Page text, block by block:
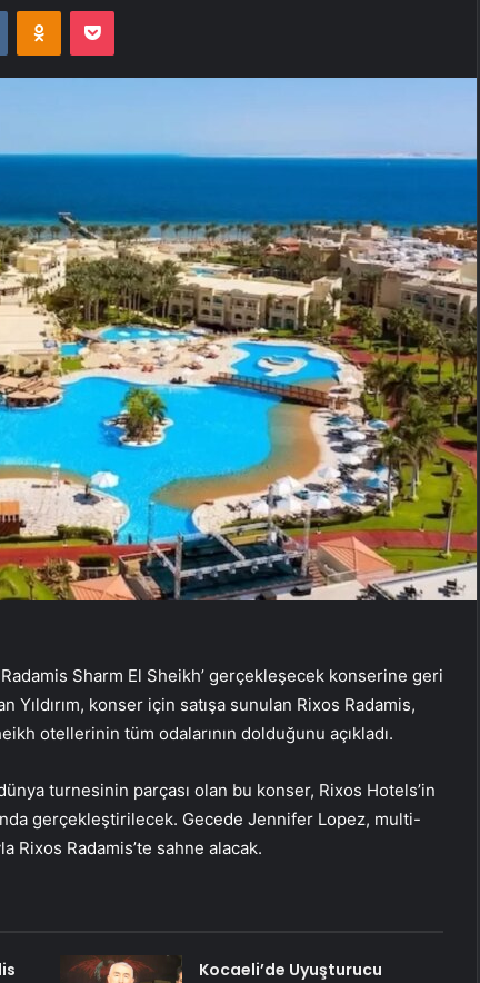
VKontakteOdnoklassniki
Pocket
Sharm El Sheikh’ gerçekleşecek konserine geri
Yıldırım, konser için satışa sunulan Rixos Radamis,
otellerinin tüm odalarının dolduğunu açıkladı.
turnesinin parçası olan bu konser, Rixos Hotels’in
gerçekleştirilecek. Gecede Jennifer Lopez, multi-
Rixos Radamis’te sahne alacak.
Kocaeli’de Uyuşturucu